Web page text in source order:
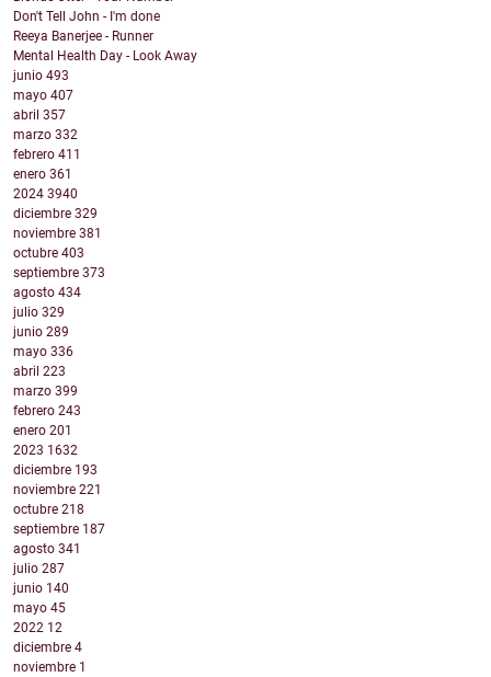
Don't Tell John - I'm done
Reeya Banerjee - Runner
Mental Health Day - Look Away
junio 493
mayo 407
abril 357
marzo 332
febrero 411
enero 361
2024 3940
diciembre 329
noviembre 381
octubre 403
septiembre 373
agosto 434
julio 329
junio 289
mayo 336
abril 223
marzo 399
febrero 243
enero 201
2023 1632
diciembre 193
noviembre 221
octubre 218
septiembre 187
agosto 341
julio 287
junio 140
mayo 45
2022 12
diciembre 4
noviembre 1